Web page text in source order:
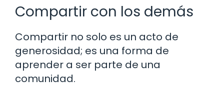
Compartir con los demás
Compartir no solo es un acto de
generosidad; es una forma de
aprender a ser parte de una
comunidad.